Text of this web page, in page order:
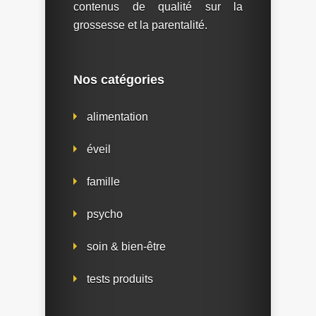
contenus de qualité sur la
grossesse et la parentalité.
Nos catégories
alimentation
éveil
famille
psycho
soin & bien-être
tests produits